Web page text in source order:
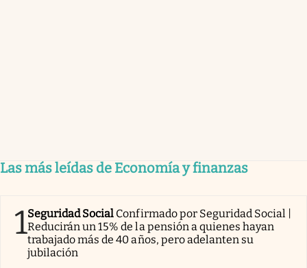
Las más leídas de Economía y finanzas
1Seguridad Social Confirmado por Seguridad Social |
Reducirán un 15% de la pensión a quienes hayan
trabajado más de 40 años, pero adelanten su
jubilación